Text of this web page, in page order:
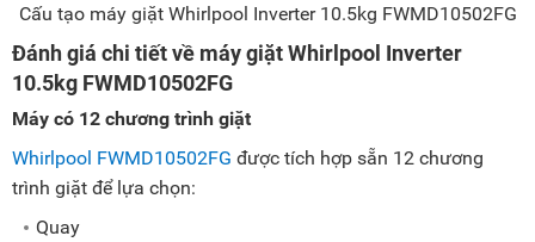
Cấu tạo máy giặt Whirlpool Inverter 10.5kg FWMD10502FG
Đánh giá chi tiết về máy giặt Whirlpool Inverter
10.5kg FWMD10502FG
Máy có 12 chương trình giặt
Whirlpool FWMD10502FG được tích hợp sẵn 12 chương
trình giặt để lựa chọn:
Quay